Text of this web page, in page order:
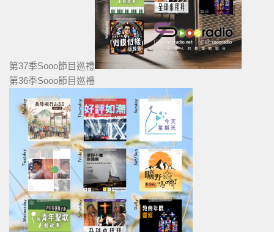
第37季Sooo節目巡禮
第36季Sooo節目巡禮